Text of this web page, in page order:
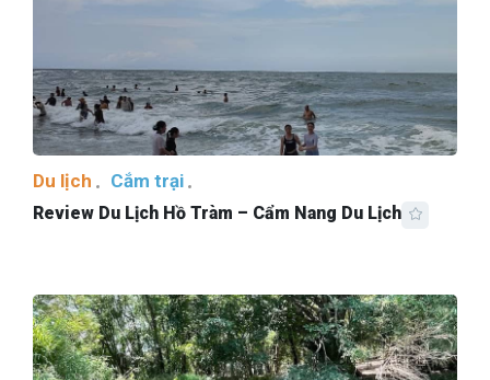
Du lịch Cắm trại
Review Du Lịch Hồ Tràm – Cẩm Nang Du Lịch